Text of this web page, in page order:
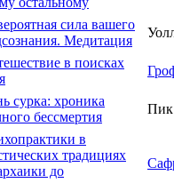
сила вашего
Медитация
в поисках
сурка: хроника
бессмертия
в
традициях
до